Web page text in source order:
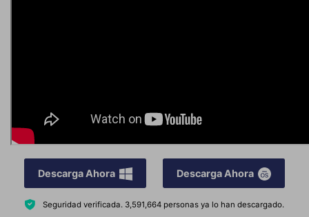
Descarga Ahora Descarga Ahora
Seguridad verificada. 3,591,664personas ya lo han descargado.